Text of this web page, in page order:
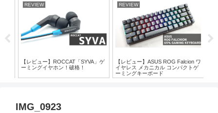
REVIEW
【レビュー】ROCCAT「SYVA」ゲ
ーミングイヤホン！破格！
REVIEW
【レビュー】ASUS ROG Falcion ワ
イヤレス メカニカル コンパクトゲ
ーミングキーボード
IMG_0923